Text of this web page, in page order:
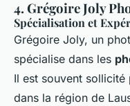
4. Grégoire Joly
Spécialisation et
Grégoire Joly, un
spécialise dans les
Il est souvent sollicité
dans la région de